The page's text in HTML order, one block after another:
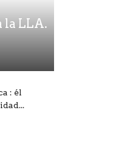
la LLA.
: él